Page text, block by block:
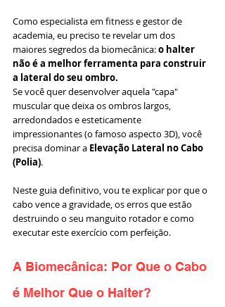
Como especialista em fitness e gestor de
academia, eu preciso te revelar um dos
maiores segredos da biomecânica: o halter
não é a melhor ferramenta para construir
a lateral do seu ombro.
Se você quer desenvolver aquela "capa"
muscular que deixa os ombros largos,
arredondados e esteticamente
impressionantes (o famoso aspecto 3D), você
precisa dominar a Elevação Lateral no Cabo
(Polia).
Neste guia definitivo, vou te explicar por que o
cabo vence a gravidade, os erros que estão
destruindo o seu manguito rotador e como
executar este exercício com perfeição.
A Biomecânica: Por Que o Cabo
é Melhor Que o Halter?